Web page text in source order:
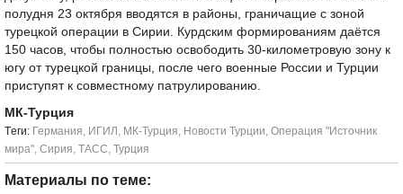
полудня 23 октября вводятся в районы, граничащие с зоной
турецкой операции в Сирии. Курдским формированиям даётся
150 часов, чтобы полностью освободить 30-километровую зону к
югу от турецкой границы, после чего военные России и Турции
приступят к совместному патрулированию.
МК-Турция
Tеги: Германия, ИГИЛ , МК-Турция, Новости Турции, Операция "Источник
мира", Сирия, ТАСС, Турция
Материалы по теме: